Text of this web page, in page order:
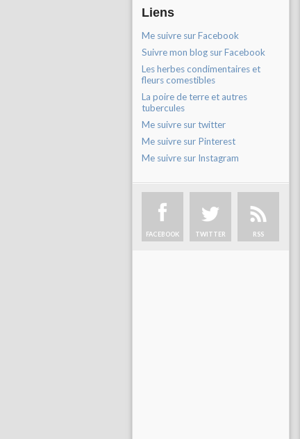
Liens
Me suivre sur Facebook
Suivre mon blog sur Facebook
Les herbes condimentaires et
fleurs comestibles
La poire de terre et autres
tubercules
Me suivre sur twitter
Me suivre sur Pinterest
Me suivre sur Instagram
FACEBOOK TWITTER RSS